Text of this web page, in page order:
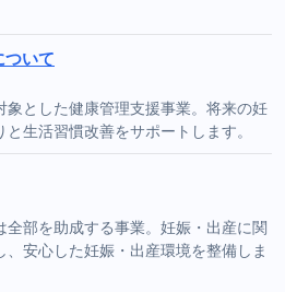
ついて
象とした健康管理支援事業。将来の妊
生活習慣改善をサポートします。
部を助成する事業。妊娠・出産に関
安心した妊娠・出産環境を整備しま